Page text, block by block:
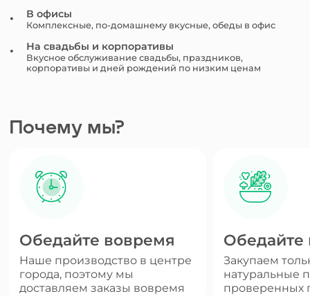
В офисы
Комплексные, по-домашнему вкусные, обеды в офис
На свадьбы и корпоративы
Вкусное обслуживание свадьбы, праздников,
корпоративы и дней рождений по низким ценам
Почему мы?
Обедайте вовремя
Наше производство в центре
города, поэтому мы
доставляем заказы вовремя
Обедайте
Закупаем
натуральные
проверенных